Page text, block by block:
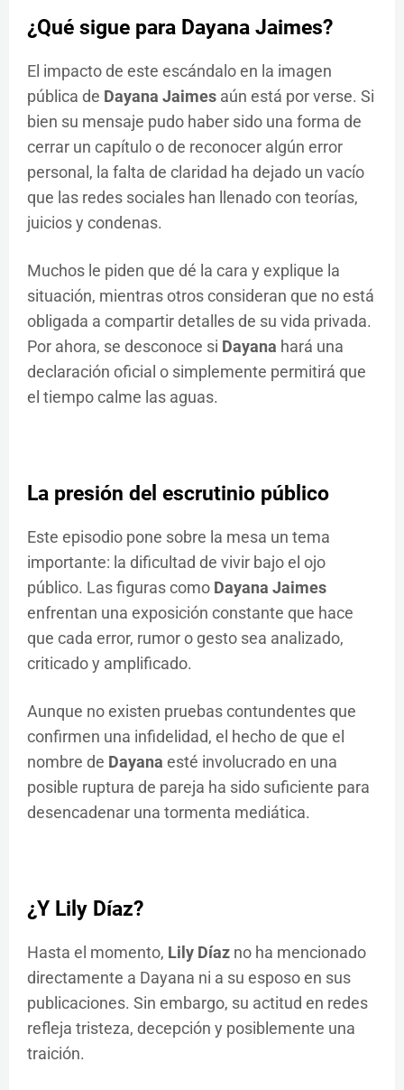
¿Qué sigue para Dayana Jaimes?
El impacto de este escándalo en la imagen
pública de Dayana Jaimes aún está por verse. Si
bien su mensaje pudo haber sido una forma de
cerrar un capítulo o de reconocer algún error
personal, la falta de claridad ha dejado un vacío
que las redes sociales han llenado con teorías,
juicios y condenas.
Muchos le piden que dé la cara y explique la
situación, mientras otros consideran que no está
obligada a compartir detalles de su vida privada.
Por ahora, se desconoce si Dayana hará una
declaración oficial o simplemente permitirá que
el tiempo calme las aguas.
La presión del escrutinio público
Este episodio pone sobre la mesa un tema
importante: la dificultad de vivir bajo el ojo
público. Las figuras como Dayana Jaimes
enfrentan una exposición constante que hace
que cada error, rumor o gesto sea analizado,
criticado y amplificado.
Aunque no existen pruebas contundentes que
confirmen una infidelidad, el hecho de que el
nombre de Dayana esté involucrado en una
posible ruptura de pareja ha sido suficiente para
desencadenar una tormenta mediática.
¿Y Lily Díaz?
Hasta el momento, Lily Díaz no ha mencionado
directamente a Dayana ni a su esposo en sus
publicaciones. Sin embargo, su actitud en redes
refleja tristeza, decepción y posiblemente una
traición.